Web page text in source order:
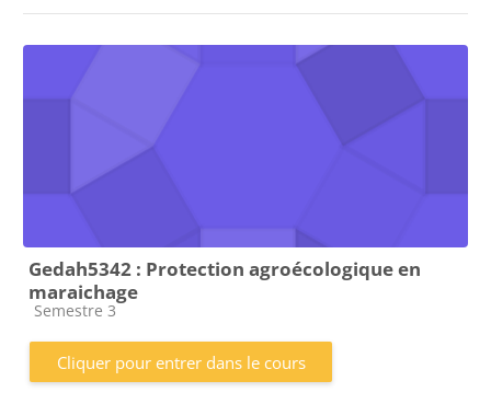
Gedah5342 : Protection agroécologique en
maraichage
Catégorie de cours
Semestre 3
Cliquer pour entrer dans le cours